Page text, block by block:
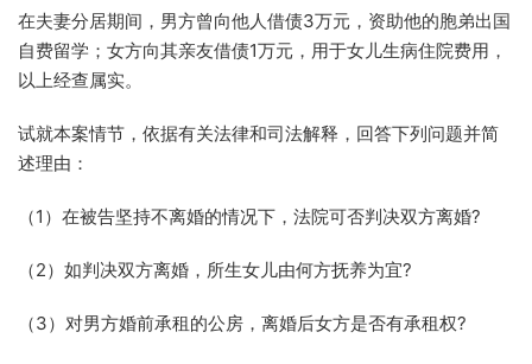
在夫妻分居期间，男方曾向他人借债3万元，资助他的胞弟出国
自费留学；女方向其亲友借债1万元，用于女儿生病住院费用，
以上经查属实。
试就本案情节，依据有关法律和司法解释，回答下列问题并简
述理由：
（1）在被告坚持不离婚的情况下，法院可否判决双方离婚?
（2）如判决双方离婚，所生女儿由何方抚养为宜?
（3）对男方婚前承租的公房，离婚后女方是否有承租权?